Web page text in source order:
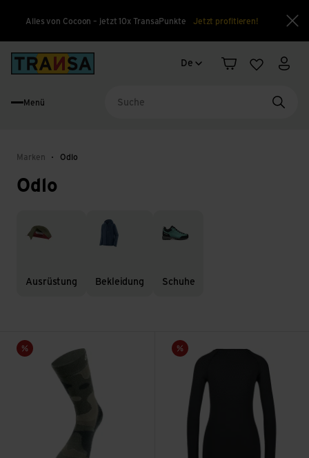
Alles von Cocoon – jetzt 10x TransaPunkte Jetzt profitieren!
Sprachwechsel
De
Warenkorb
Merkliste
Menü
Marken Odlo
Odlo
Ausrüstung Bekleidung
Bekleidung
Schuhe
Sale
Merino Warm Ski Kids ansehen
Sale
BL Top Crew Neck L/S